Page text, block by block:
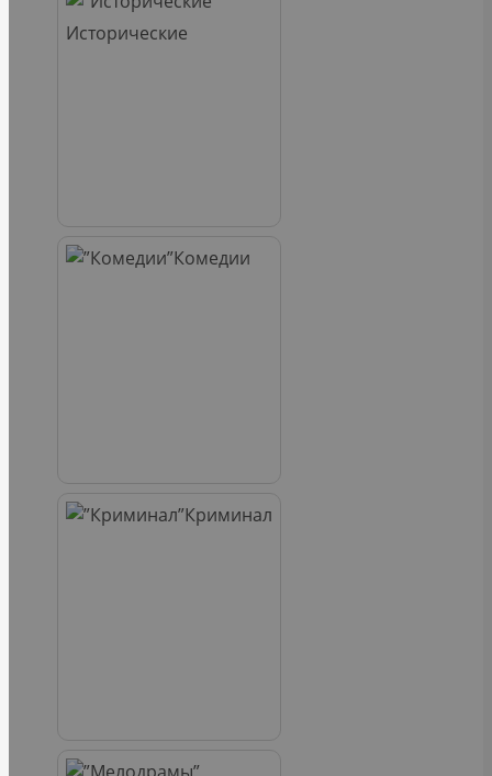
Исторические
Комедии
Криминал